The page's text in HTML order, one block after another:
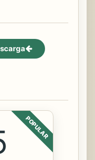
POPULAR